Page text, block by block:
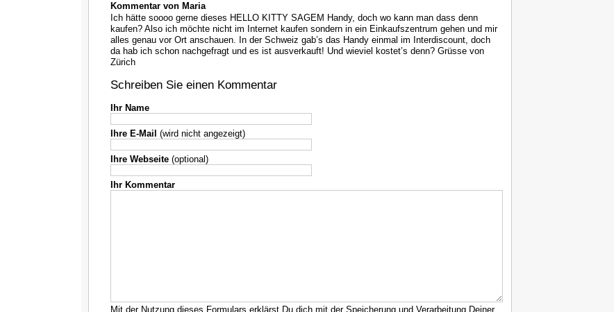
Kommentar von Maria
Ich hätte soooo gerne dieses HELLO KITTY SAGEM Handy, doch wo kann man dass denn
kaufen? Also ich möchte nicht im Internet kaufen sondern in ein Einkaufszentrum gehen und mir
alles genau vor Ort anschauen. In der Schweiz gab’s das Handy einmal im Interdiscount, doch
da hab ich schon nachgefragt und es ist ausverkauft! Und wieviel kostet’s denn? Grüsse von
Zürich
Schreiben Sie einen Kommentar
Ihr Name
Ihre E-Mail (wird nicht angezeigt)
Ihre Webseite(optional)
Ihr Kommentar
Mit der Nutzung dieses Formulars erklärst Du dich mit der Speicherung und Verarbeitung Deiner